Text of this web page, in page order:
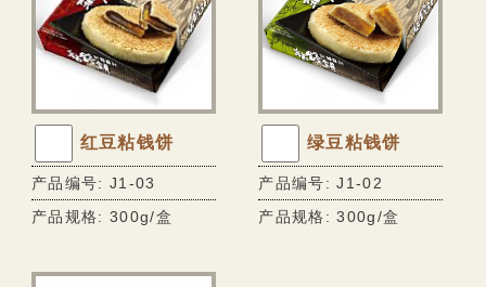
红豆粘钱饼
产品编号: J1-03
产品规格: 300g/盒
绿豆粘钱饼
产品编号: J1-02
产品规格: 300g/盒